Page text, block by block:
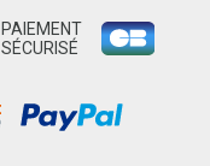
PAIEMENT
SÉCURISÉ